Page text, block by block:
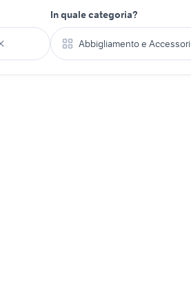
In quale categoria?
Abbigliamento e Accessori